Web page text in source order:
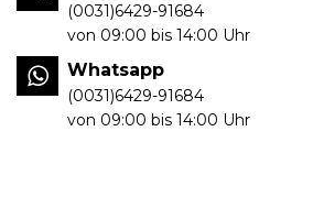
(0031)6429-91684
von 09:00 bis 14:00 Uhr
Whatsapp
(0031)6429-91684
von 09:00 bis 14:00 Uhr